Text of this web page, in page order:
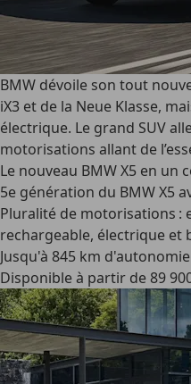
BMW dévoile son tout
iX3 et de la Neue Klasse,
électrique. Le grand SUV
motorisations allant de
Le nouveau BMW X5 en un
5e génération du BMW X5
Pluralité de motorisations :
rechargeable, électrique et
Jusqu'à 845 km
Disponible à partir de 89